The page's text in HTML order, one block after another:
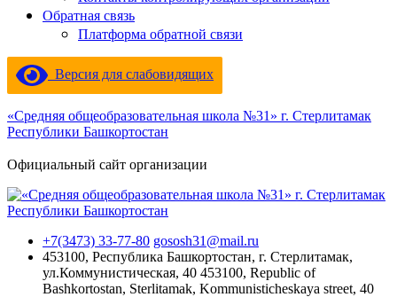
Обратная связь
Платформа обратной связи
Версия для слабовидящих
«Средняя общеобразовательная школа №31» г. Стерлитамак
Республики Башкортостан
Официальный сайт организации
+7(3473) 33-77-80 gososh31@mail.ru
453100, Республика Башкортостан, г. Стерлитамак,
ул.Коммунистическая, 40 453100, Republic of
Bashkortostan, Sterlitamak, Kommunisticheskaya street, 40